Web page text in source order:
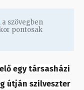
, a szövegben
pontosak
egy társasházi
útján szilveszter